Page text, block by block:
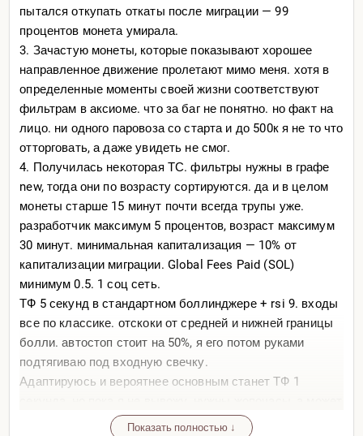
пытался откупать откаты после миграции — 99
процентов монета умирала.
3. Зачастую монеты, которые показывают хорошее
направленное движение пролетают мимо меня. хотя в
определенные моменты своей жизни соответствуют
фильтрам в аксиоме. что за баг не понятно. но факт на
лицо. ни одного паровоза со старта и до 500к я не то что
отторговать, а даже увидеть не смог.
4. Получилась некоторая ТС. фильтры нужны в графе
new, тогда они по возрасту сортируются. да и в целом
монеты старше 15 минут почти всегда трупы уже.
разработчик максимум 5 процентов, возраст максимум
30 минут. минимальная капитализация — 10% от
капитализации миграции. Global Fees Paid (SOL)
минимум 0.5. 1 соц сеть.
ТФ 5 секунд в стандартном боллинджере + rsi 9. входы
все по классике. отскоки от средней и нижней границы
болли. автостоп стоит на 50%, я его потом руками
подтягиваю под входную свечку.
Адаптируюсь и вероятнее основным станет ТФ 1
оно и вообще не нужно. по сути сидишь ждешь монетку
Показать полностью ↓